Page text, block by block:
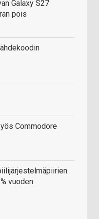
Galaxy S27
pois
Commodore
vuoden